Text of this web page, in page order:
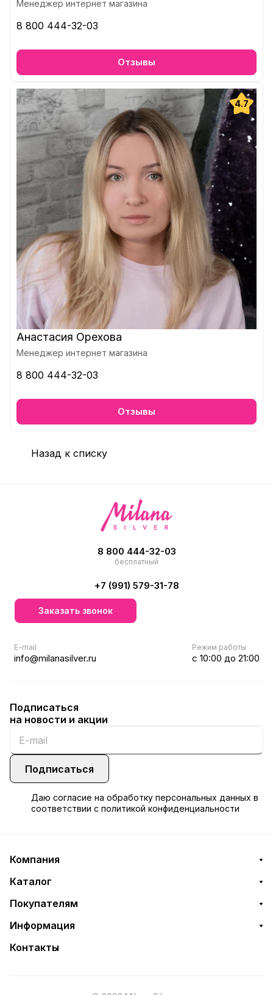
Менеджер интернет магазина
8 800 444-32-03
Отзывы
4.7
Анастасия Орехова
Менеджер интернет магазина
8 800 444-32-03
Отзывы
Назад к списку
8 800 444-32-03
бесплатный
+7 (991) 579-31-78
Заказать звонок
E-mail
info@milanasilver.ru
Режим работы
с 10:00 до 21:00
Подписаться
на новости и акции
Подписаться
Даю согласие на обработку персональных данных в
соответствии с политикой конфиденциальности
Компания
Каталог
Покупателям
Информация
Контакты